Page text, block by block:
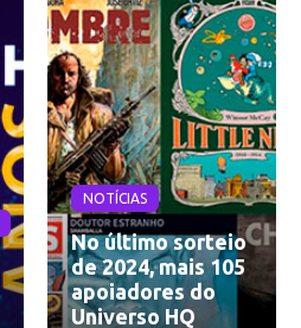
NOTÍCIAS
No último sorteio
de 2024, mais 105
apoiadores do
Universo HQ